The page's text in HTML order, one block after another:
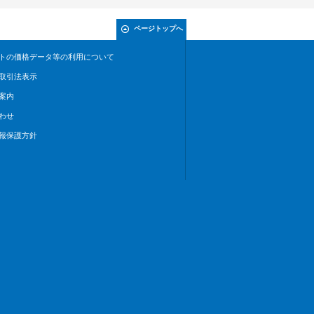
ページトップへ
の価格データ等の利用について
引法表示
内
せ
保護方針